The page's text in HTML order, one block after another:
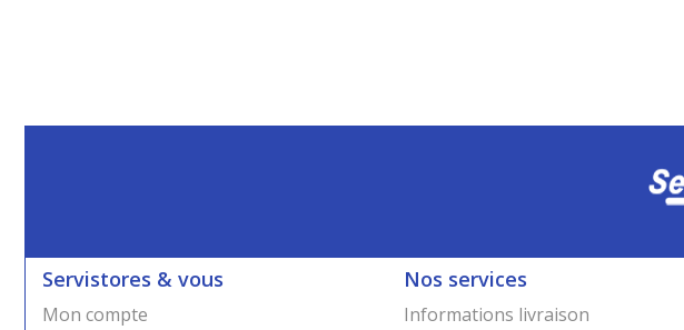
Servistores & vous
Mon compte
Nos services
Informations livraison